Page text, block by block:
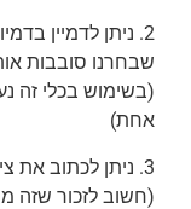
2. ניתן לדמיין
שבחרנו סובבות
(בשימוש בכלי זה
אחת)
3. ניתן לכתוב את
(חשוב לזכור שזה